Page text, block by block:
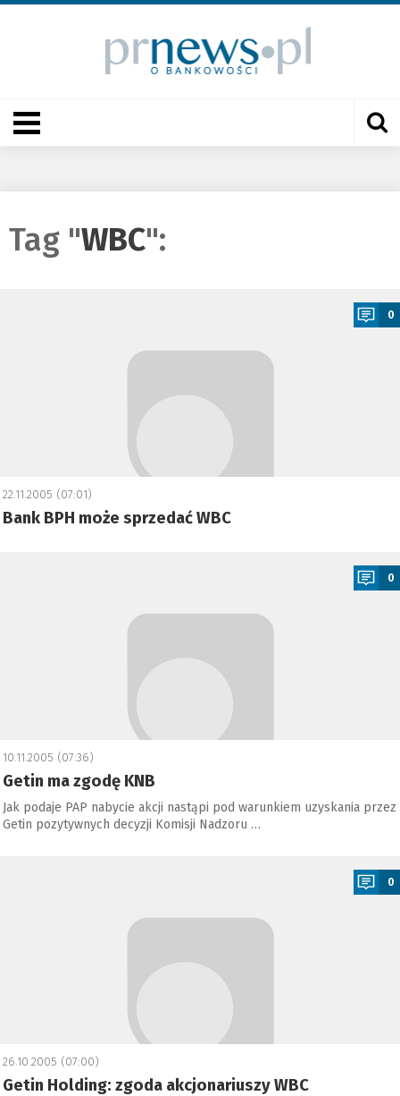
Tag "WBC":
0
22.11.2005 (07:01)
Bank BPH może sprzedać WBC
0
10.11.2005 (07:36)
Getin ma zgodę KNB
Jak podaje PAP nabycie akcji nastąpi pod warunkiem uzyskania przez
Getin pozytywnych decyzji Komisji Nadzoru …
0
26.10.2005 (07:00)
Getin Holding: zgoda akcjonariuszy WBC